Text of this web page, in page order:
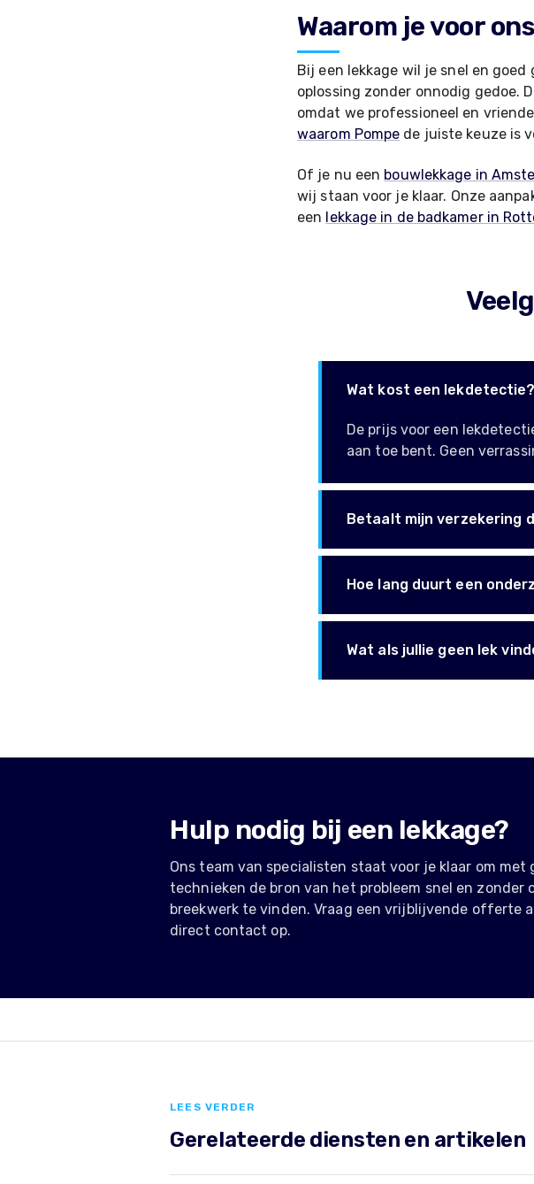
Waarom je voor
Bij een lekkage wil je snel en
oplossing zonder onnodig gedoe.
omdat we professioneel en
waarom Pompe de juiste keuze is
Of je nu een bouwlekkage in
wij staan voor je klaar. Onze
een lekkage in de badkamer in
Wat kost een lekdetectie?
De prijs voor een
aan toe bent. Geen
Betaalt mijn verzekering
Hoe lang duurt een
Wat als jullie geen lek
Hulp nodig bij een lekkage?
Ons team van specialisten staat voor je klaar om met
technieken de bron van het probleem snel en zonder
breekwerk te vinden. Vraag een vrijblijvende offerte
direct contact op.
LEES VERDER
Gerelateerde diensten en artikelen